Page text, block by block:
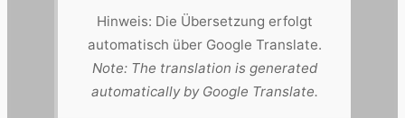
Hinweis: Die Übersetzung erfolgt
automatisch über Google Translate.
Note: The translation is generated
automatically by Google Translate.